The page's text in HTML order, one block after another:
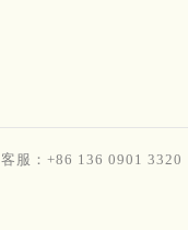
客服：+86 136 0901 3320